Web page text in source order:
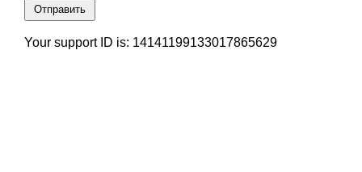
Отправить
Your support ID is: 14141199133017865629